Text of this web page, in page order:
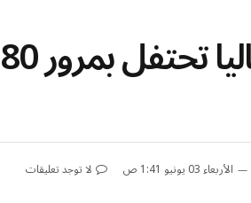
الأربعاء 03 يونيو 1:41 ص لا توجد تعليقات